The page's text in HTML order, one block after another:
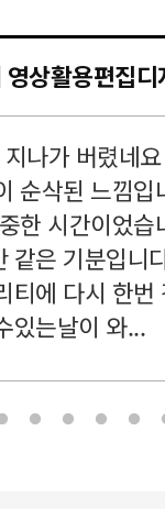
나가 버렸네
순삭된 느낌
한 시간이었
같은 기분입니
티에 다시 한
있는날이 와...